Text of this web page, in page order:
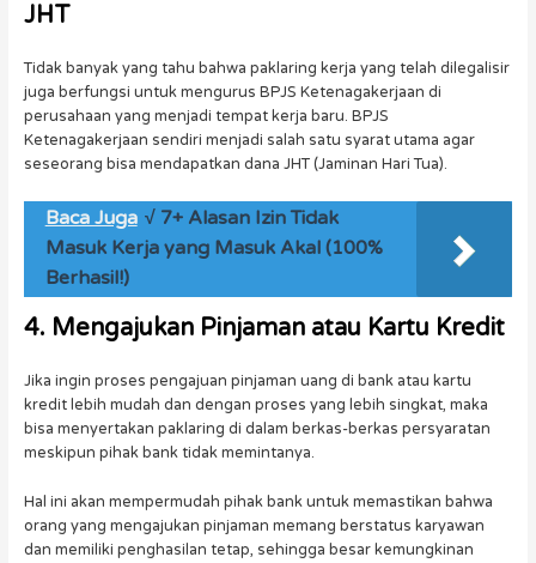
JHT
Tidak banyak yang tahu bahwa paklaring kerja yang telah dilegalisir
juga berfungsi untuk mengurus BPJS Ketenagakerjaan di
perusahaan yang menjadi tempat kerja baru. BPJS
Ketenagakerjaan sendiri menjadi salah satu syarat utama agar
seseorang bisa mendapatkan dana JHT (Jaminan Hari Tua).
Baca Juga √ 7+ Alasan Izin Tidak
Masuk Kerja yang Masuk Akal (100%
Berhasil!)
4. Mengajukan Pinjaman atau Kartu Kredit
Jika ingin proses pengajuan pinjaman uang di bank atau kartu
kredit lebih mudah dan dengan proses yang lebih singkat, maka
bisa menyertakan paklaring di dalam berkas-berkas persyaratan
meskipun pihak bank tidak memintanya.
Hal ini akan mempermudah pihak bank untuk memastikan bahwa
orang yang mengajukan pinjaman memang berstatus karyawan
dan memiliki penghasilan tetap, sehingga besar kemungkinan